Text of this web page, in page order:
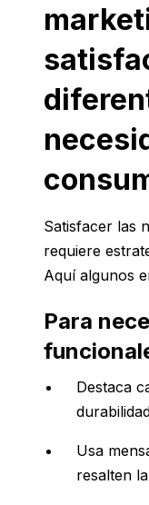
Satisfacer las
requiere
Aquí algunos
Para
Destaca
Usa
resalten